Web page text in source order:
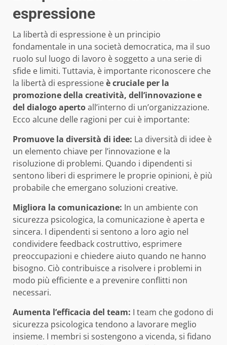
espressione
La libertà di espressione è un principio
fondamentale in una società democratica, ma il suo
ruolo sul luogo di lavoro è soggetto a una serie di
sfide e limiti. Tuttavia, è importante riconoscere che
la libertà di espressioneè cruciale per la
promozione della creatività, dell’innovazione e
del dialogo apertoall’interno di un’organizzazione.
Ecco alcune delle ragioni per cui è importante:
Promuove la diversità di idee: La diversità di idee è
un elemento chiave per l’innovazione e la
risoluzione di problemi. Quando i dipendenti si
sentono liberi di esprimere le proprie opinioni, è più
probabile che emergano soluzioni creative.
Migliora la comunicazione: In un ambiente con
sicurezza psicologica, la comunicazione è aperta e
sincera. I dipendenti si sentono a loro agio nel
condividere feedback costruttivo, esprimere
preoccupazioni e chiedere aiuto quando ne hanno
bisogno. Ciò contribuisce a risolvere i problemi in
modo più efficiente e a prevenire conflitti non
necessari.
Aumenta l’efficacia del team: I team che godono di
sicurezza psicologica tendono a lavorare meglio
insieme. I membri si sostengono a vicenda, si fidano